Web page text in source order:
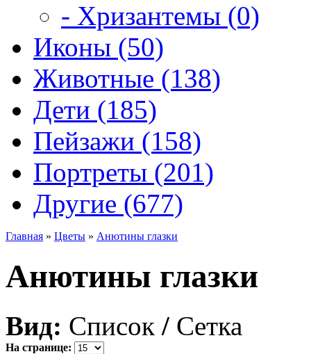
- Хризантемы (0)
Иконы (50)
Животные (138)
Дети (185)
Пейзажи (158)
Портреты (201)
Другие (677)
Главная » Цветы » Анютины глазки
Анютины глазки
Вид: Список / Сетка
На странице: